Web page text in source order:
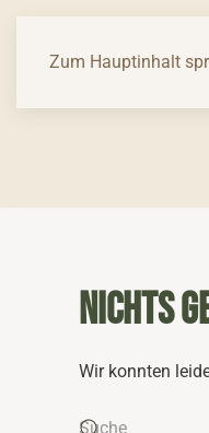
Zum Hauptinhalt
NICHTS
Wir konnten